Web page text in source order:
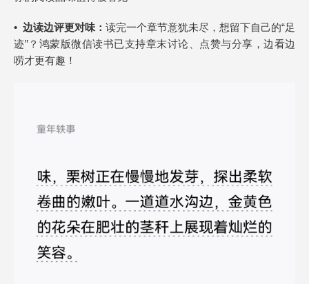
• 边读边评更对味 ： 读完一个章节意犹未尽，想留下自己的“足
迹”？鸿蒙版微信读书已支持章末讨论、点赞与分享，边看边
唠才更有趣！